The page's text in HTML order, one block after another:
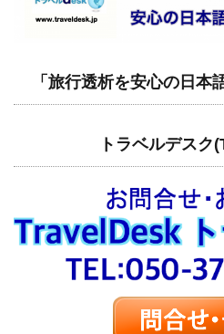
「旅行透析を安心の日本
トラベルデス